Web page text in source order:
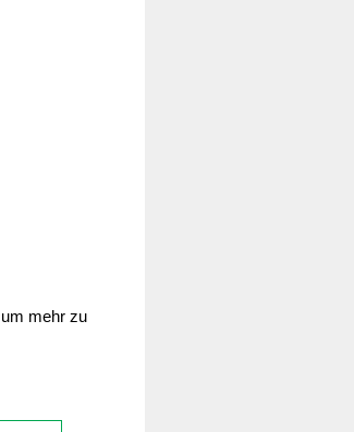
mehr zu